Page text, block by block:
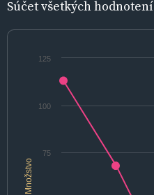
Súčet všetkých hodnotení
Množstvo
75
100
125